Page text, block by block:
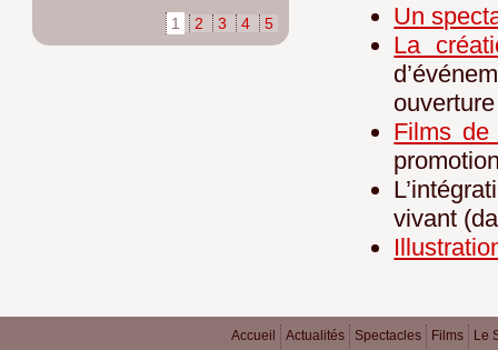
Un
La
Films de
vivant
1 2 3 4 5
Accueil Actualités Spectacles Films
Le